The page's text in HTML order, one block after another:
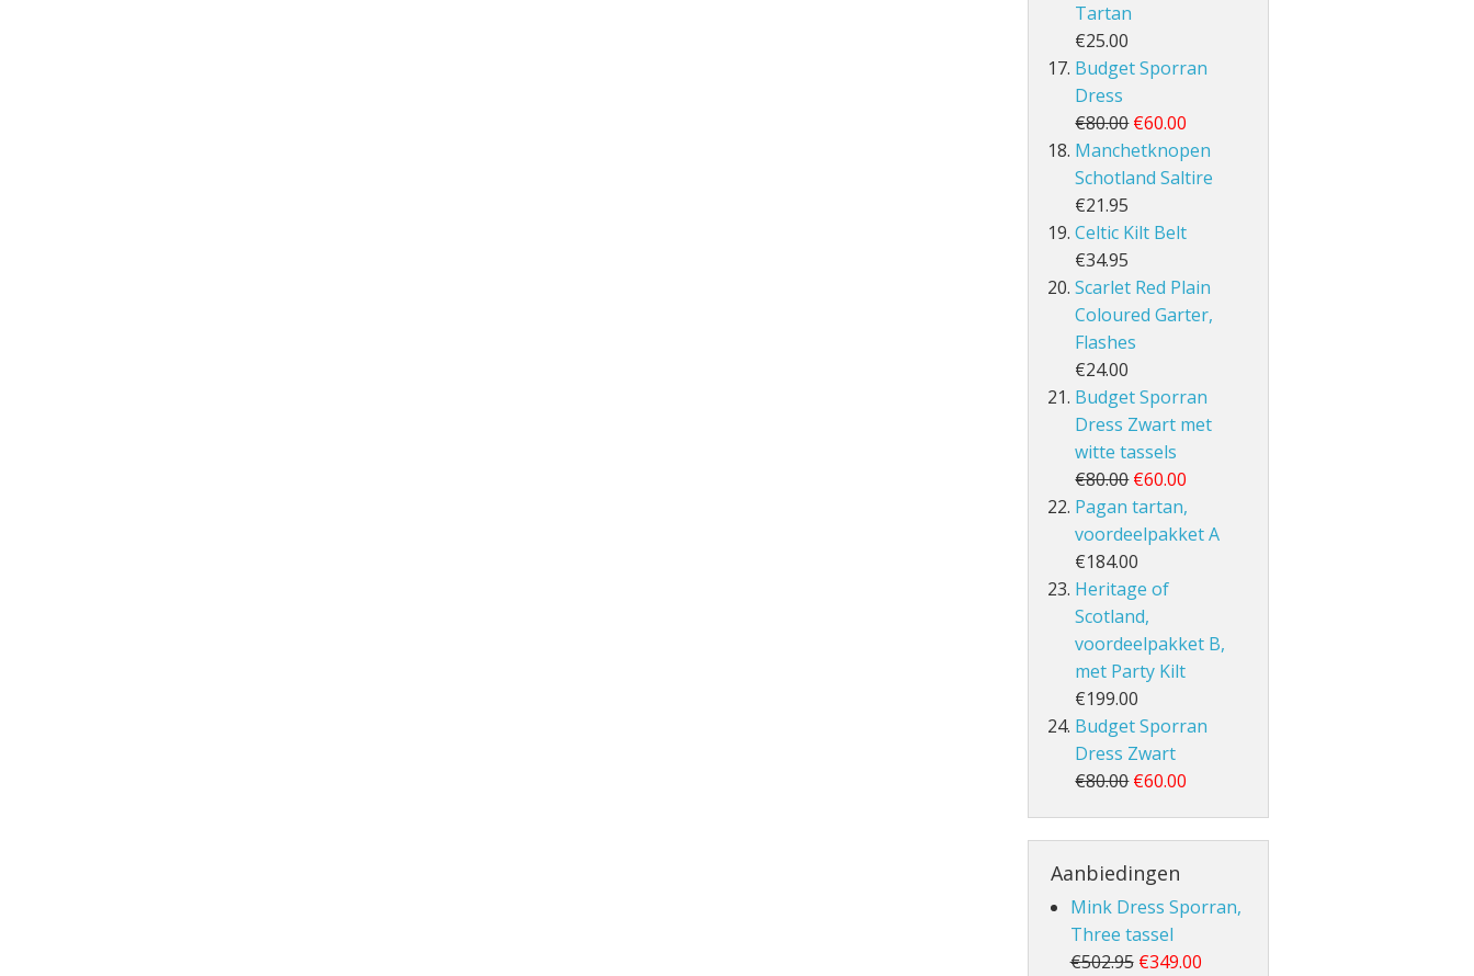
Tartan
€25.00
Budget Sporran
Dress
€80.00 €60.00
Manchetknopen
Schotland Saltire
€21.95
Celtic Kilt Belt
€34.95
Scarlet Red Plain
Coloured Garter,
Flashes
€24.00
Budget Sporran
Dress Zwart met
witte tassels
€80.00 €60.00
Pagan tartan,
voordeelpakket A
€184.00
Heritage of
Scotland,
voordeelpakket B,
met Party Kilt
€199.00
Budget Sporran
Dress Zwart
€80.00 €60.00
Aanbiedingen
Mink Dress Sporran,
Three tassel
€502.95 €349.00